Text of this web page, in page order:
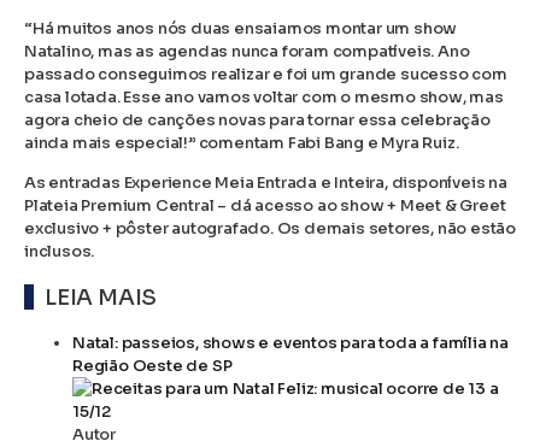
“Há muitos anos nós duas ensaiamos montar um show
Natalino, mas as agendas nunca foram compatíveis. Ano
passado conseguimos realizar e foi um grande sucesso com
casa lotada. Esse ano vamos voltar com o mesmo show, mas
agora cheio de canções novas para tornar essa celebração
ainda mais especial!” comentam Fabi Bang e Myra Ruiz.
As entradas Experience Meia Entrada e Inteira, disponíveis na
Plateia Premium Central – dá acesso ao show + Meet & Greet
exclusivo + pôster autografado. Os demais setores, não estão
inclusos.
LEIA MAIS
Natal: passeios, shows e eventos para toda a família na
Região Oeste de SP
Autor